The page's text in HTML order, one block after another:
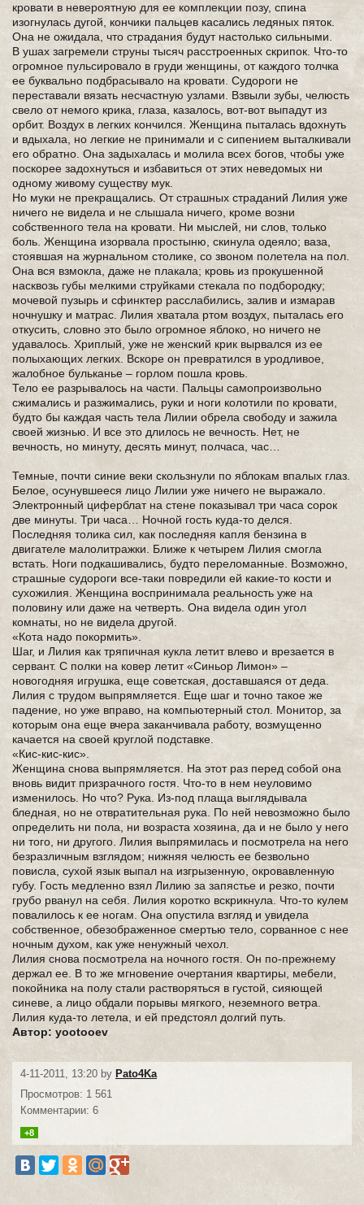
кровати в невероятную для ее комплекции позу, спина
изогнулась дугой, кончики пальцев касались ледяных пяток.
Она не ожидала, что страдания будут настолько сильными.
В ушах загремели струны тысяч расстроенных скрипок. Что-то
огромное пульсировало в груди женщины, от каждого толчка
ее буквально подбрасывало на кровати. Судороги не
переставали вязать несчастную узлами. Взвыли зубы, челюсть
свело от немого крика, глаза, казалось, вот-вот выпадут из
орбит. Воздух в легких кончился. Женщина пыталась вдохнуть
и вдыхала, но легкие не принимали и с сипением выталкивали
его обратно. Она задыхалась и молила всех богов, чтобы уже
поскорее задохнуться и избавиться от этих неведомых ни
одному живому существу мук.
Но муки не прекращались. От страшных страданий Лилия уже
ничего не видела и не слышала ничего, кроме возни
собственного тела на кровати. Ни мыслей, ни слов, только
боль. Женщина изорвала простыню, скинула одеяло; ваза,
стоявшая на журнальном столике, со звоном полетела на пол.
Она вся взмокла, даже не плакала; кровь из прокушенной
насквозь губы мелкими струйками стекала по подбородку;
мочевой пузырь и сфинктер расслабились, залив и измарав
ночнушку и матрас. Лилия хватала ртом воздух, пыталась его
откусить, словно это было огромное яблоко, но ничего не
удавалось. Хриплый, уже не женский крик вырвался из ее
полыхающих легких. Вскоре он превратился в уродливое,
жалобное бульканье – горлом пошла кровь.
Тело ее разрывалось на части. Пальцы самопроизвольно
сжимались и разжимались, руки и ноги колотили по кровати,
будто бы каждая часть тела Лилии обрела свободу и зажила
своей жизнью. И все это длилось не вечность. Нет, не
вечность, но минуту, десять минут, полчаса, час…
Темные, почти синие веки скользнули по яблокам впалых глаз.
Белое, осунувшееся лицо Лилии уже ничего не выражало.
Электронный циферблат на стене показывал три часа сорок
две минуты. Три часа… Ночной гость куда-то делся.
Последняя толика сил, как последняя капля бензина в
двигателе малолитражки. Ближе к четырем Лилия смогла
встать. Ноги подкашивались, будто переломанные. Возможно,
страшные судороги все-таки повредили ей какие-то кости и
сухожилия. Женщина воспринимала реальность уже на
половину или даже на четверть. Она видела один угол
комнаты, но не видела другой.
«Кота надо покормить».
Шаг, и Лилия как тряпичная кукла летит влево и врезается в
сервант. С полки на ковер летит «Синьор Лимон» –
новогодняя игрушка, еще советская, доставшаяся от деда.
Лилия с трудом выпрямляется. Еще шаг и точно такое же
падение, но уже вправо, на компьютерный стол. Монитор, за
которым она еще вчера заканчивала работу, возмущенно
качается на своей круглой подставке.
«Кис-кис-кис».
Женщина снова выпрямляется. На этот раз перед собой она
вновь видит призрачного гостя. Что-то в нем неуловимо
изменилось. Но что? Рука. Из-под плаща выглядывала
бледная, но не отвратительная рука. По ней невозможно было
определить ни пола, ни возраста хозяина, да и не было у него
ни того, ни другого. Лилия выпрямилась и посмотрела на него
безразличным взглядом; нижняя челюсть ее безвольно
повисла, сухой язык выпал на изгрызенную, окровавленную
губу. Гость медленно взял Лилию за запястье и резко, почти
грубо рванул на себя. Лилия коротко вскрикнула. Что-то кулем
повалилось к ее ногам. Она опустила взгляд и увидела
собственное, обезображенное смертью тело, сорванное с нее
ночным духом, как уже ненужный чехол.
Лилия снова посмотрела на ночного гостя. Он по-прежнему
держал ее. В то же мгновение очертания квартиры, мебели,
покойника на полу стали растворяться в густой, сияющей
синеве, а лицо обдали порывы мягкого, неземного ветра.
Лилия куда-то летела, и ей предстоял долгий путь.
Автор: yootooev
4-11-2011, 13:20 by Pato4Ka
Просмотров: 1 561
Комментарии: 6
+8